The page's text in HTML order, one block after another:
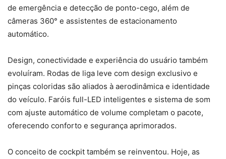
de emergência e detecção de ponto-cego, além de
câmeras 360° e assistentes de estacionamento
automático.
Design, conectividade e experiência do usuário também
evoluíram. Rodas de liga leve com design exclusivo e
pinças coloridas são aliados à aerodinâmica e identidade
do veículo. Faróis full-LED inteligentes e sistema de som
com ajuste automático de volume completam o pacote,
oferecendo conforto e segurança aprimorados.
O conceito de cockpit também se reinventou. Hoje, as